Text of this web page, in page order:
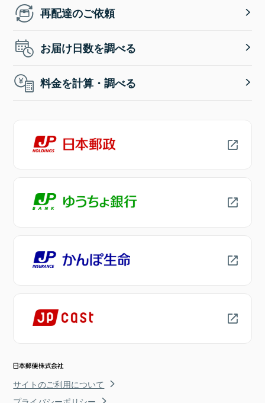
再配達のご依頼
お届け日数を調べる
料金を計算・調べる
サイトのご利用について